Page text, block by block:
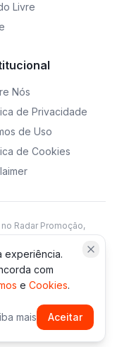
Livre
Nós
de Privacidade
de Uso
de Cookies
Radar Promoção,
Verifique sempre
experiência.
com
e Cookies.
mais Aceitar